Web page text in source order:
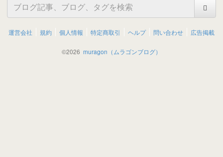
運営会社 規約 個人情報 特定商取引 ヘルプ 問い合わせ 広告掲載
©2026 muragon（ムラゴンブログ）